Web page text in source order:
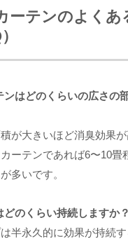
ーテンのよくあ
ンはどのくらいの広さの
が大きいほど消臭効果
ーテンであれば6〜10畳
多いです。
どのくらい持続しますか？
半永久的に効果が持続す